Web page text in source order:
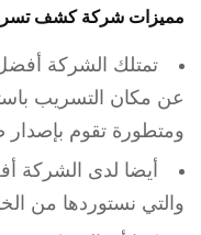
مميزات شركة كشف
تمتلك الشركة
عن مكان التسريب
ومتطورة تقوم
أيضا لدى الشركة
والتي نستوردها من